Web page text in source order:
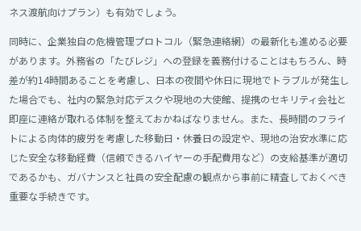
ネス渡航向けプラン）も有効でしょう。
同時に、企業独自の危機管理プロトコル（緊急連絡網）の最新化も進める必要
があります。外務省の「たびレジ」への登録を義務付けることはもちろん、時
差が約14時間あることを考慮し、日本の夜間や休日に現地でトラブルが発生し
た場合でも、社内の緊急対応デスクや現地の大使館、提携のセキリティ会社と
即座に連絡が取れる体制を整えておかねばなりません。また、長時間のフライ
トによる肉体的疲労を考慮した移動日・休養日の設定や、現地の治安水準に応
じた安全な移動経費（信頼できるハイヤーの手配費用など）の支給基準が適切
であるかも、ガバナンスと社員の安全配慮の観点から事前に精査しておくべき
重要な手続きです。